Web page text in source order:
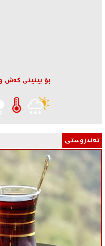
بۆ بینینی كه‌ش
تـه‌ندروستی